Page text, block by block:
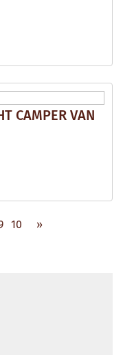
CAMPER VAN
10 »